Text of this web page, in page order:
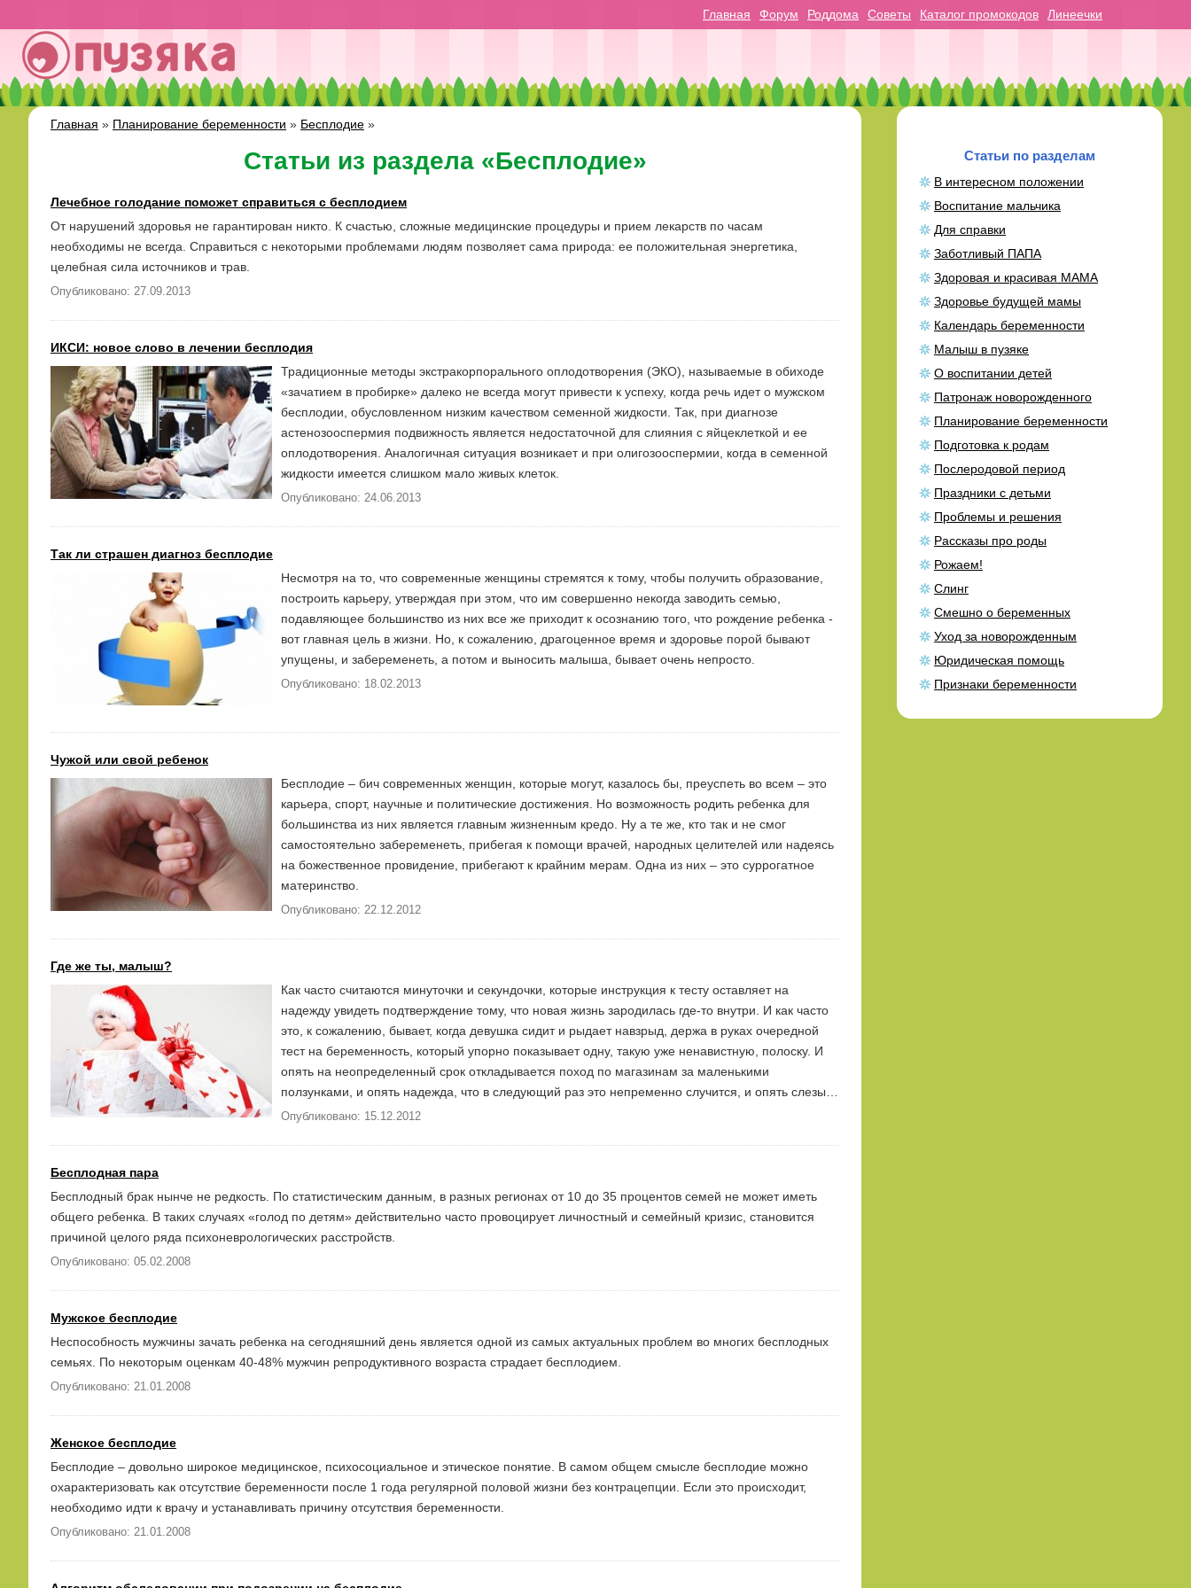
Главная Форум Роддома Советы Каталог промокодов Линеечки
Статьи по разделам
В интересном положении
Воспитание мальчика
Для справки
Заботливый ПАПА
Здоровая и красивая МАМА
Здоровье будущей мамы
Календарь беременности
Малыш в пузяке
О воспитании детей
Патронаж новорожденного
Планирование беременности
Подготовка к родам
Послеродовой период
Праздники с детьми
Проблемы и решения
Рассказы про роды
Рожаем!
Слинг
Смешно о беременных
Уход за новорожденным
Юридическая помощь
Признаки беременности
Главная » Планирование беременности » Бесплодие »
Статьи из раздела «Бесплодие»
Лечебное голодание поможет справиться с бесплодием
От нарушений здоровья не гарантирован никто. К счастью, сложные медицинские процедуры и прием лекарств по часам
необходимы не всегда. Справиться с некоторыми проблемами людям позволяет сама природа: ее положительная энергетика,
целебная сила источников и трав.
Опубликовано: 27.09.2013
ИКСИ: новое слово в лечении бесплодия
Традиционные методы экстракорпорального оплодотворения (ЭКО), называемые в обиходе
«зачатием в пробирке» далеко не всегда могут привести к успеху, когда речь идет о мужском
бесплодии, обусловленном низким качеством семенной жидкости. Так, при диагнозе
астенозооспермия подвижность является недостаточной для слияния с яйцеклеткой и ее
оплодотворения. Аналогичная ситуация возникает и при олигозооспермии, когда в семенной
жидкости имеется слишком мало живых клеток.
Опубликовано: 24.06.2013
Так ли страшен диагноз бесплодие
Несмотря на то, что современные женщины стремятся к тому, чтобы получить образование,
построить карьеру, утверждая при этом, что им совершенно некогда заводить семью,
подавляющее большинство из них все же приходит к осознанию того, что рождение ребенка -
вот главная цель в жизни. Но, к сожалению, драгоценное время и здоровье порой бывают
упущены, и забеременеть, а потом и выносить малыша, бывает очень непросто.
Опубликовано: 18.02.2013
Чужой или свой ребенок
Бесплодие – бич современных женщин, которые могут, казалось бы, преуспеть во всем – это
карьера, спорт, научные и политические достижения. Но возможность родить ребенка для
большинства из них является главным жизненным кредо. Ну а те же, кто так и не смог
самостоятельно забеременеть, прибегая к помощи врачей, народных целителей или надеясь
на божественное провидение, прибегают к крайним мерам. Одна из них – это суррогатное
материнство.
Опубликовано: 22.12.2012
Где же ты, малыш?
Как часто считаются минуточки и секундочки, которые инструкция к тесту оставляет на
надежду увидеть подтверждение тому, что новая жизнь зародилась где-то внутри. И как часто
это, к сожалению, бывает, когда девушка сидит и рыдает навзрыд, держа в руках очередной
тест на беременность, который упорно показывает одну, такую уже ненавистную, полоску. И
опять на неопределенный срок откладывается поход по магазинам за маленькими
ползунками, и опять надежда, что в следующий раз это непременно случится, и опять слезы…
Опубликовано: 15.12.2012
Бесплодная пара
Бесплодный брак нынче не редкость. По статистическим данным, в разных регионах от 10 до 35 процентов семей не может иметь
общего ребенка. В таких случаях «голод по детям» действительно часто провоцирует личностный и семейный кризис, становится
причиной целого ряда психоневрологических расстройств.
Опубликовано: 05.02.2008
Мужское бесплодие
Неспособность мужчины зачать ребенка на сегодняшний день является одной из самых актуальных проблем во многих бесплодных
семьях. По некоторым оценкам 40-48% мужчин репродуктивного возраста страдает бесплодием.
Опубликовано: 21.01.2008
Женское бесплодие
Бесплодие – довольно широкое медицинское, психосоциальное и этическое понятие. В самом общем смысле бесплодие можно
охарактеризовать как отсутствие беременности после 1 года регулярной половой жизни без контрацепции. Если это происходит,
необходимо идти к врачу и устанавливать причину отсутствия беременности.
Опубликовано: 21.01.2008